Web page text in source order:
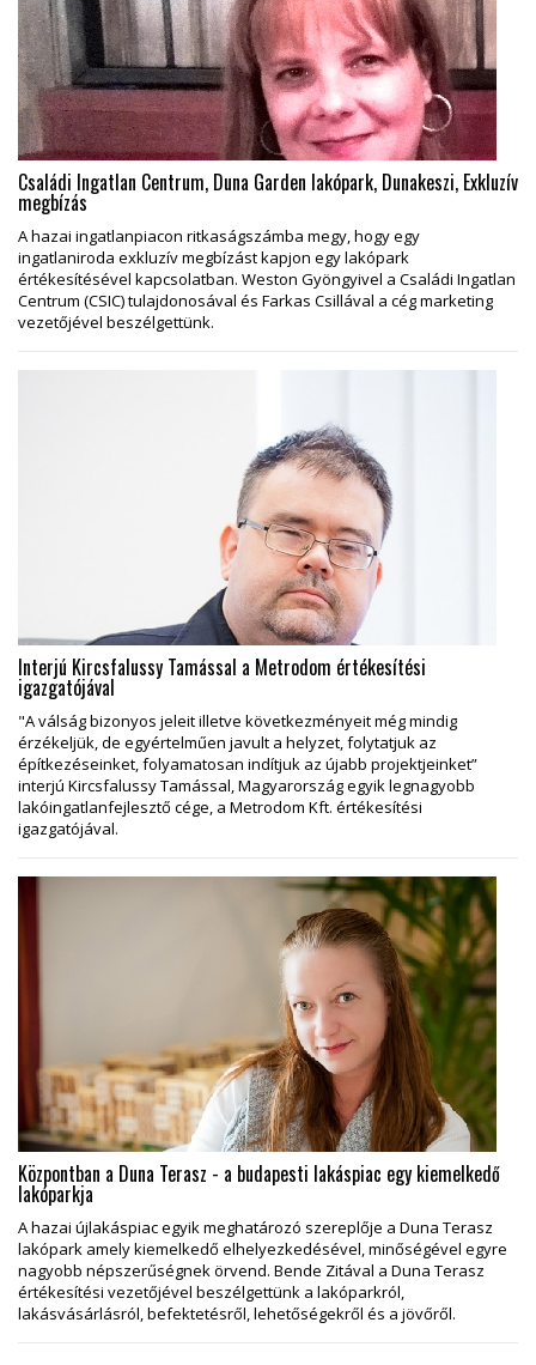
Családi Ingatlan Centrum, Duna Garden lakópark, Dunakeszi, Exkluzív
megbízás
A hazai ingatlanpiacon ritkaságszámba megy, hogy egy
ingatlaniroda exkluzív megbízást kapjon egy lakópark
értékesítésével kapcsolatban. Weston Gyöngyivel a Családi Ingatlan
Centrum (CSIC) tulajdonosával és Farkas Csillával a cég marketing
vezetőjével beszélgettünk.
Interjú Kircsfalussy Tamással a Metrodom értékesítési
igazgatójával
"A válság bizonyos jeleit illetve következményeit még mindig
érzékeljük, de egyértelműen javult a helyzet, folytatjuk az
építkezéseinket, folyamatosan indítjuk az újabb projektjeinket”
interjú Kircsfalussy Tamással, Magyarország egyik legnagyobb
lakóingatlanfejlesztő cége, a Metrodom Kft. értékesítési
igazgatójával.
Központban a Duna Terasz - a budapesti lakáspiac egy kiemelkedő
lakóparkja
A hazai újlakáspiac egyik meghatározó szereplője a Duna Terasz
lakópark amely kiemelkedő elhelyezkedésével, minőségével egyre
nagyobb népszerűségnek örvend. Bende Zitával a Duna Terasz
értékesítési vezetőjével beszélgettünk a lakóparkról,
lakásvásárlásról, befektetésről, lehetőségekről és a jövőről.